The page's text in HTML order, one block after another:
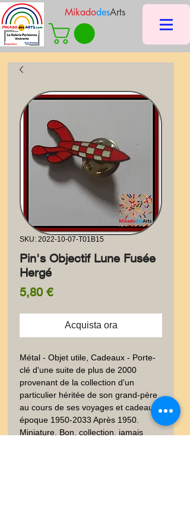
MikadodesArts
SKU: 2022-10-07-T01B15
Pin's Objectif Lune Fusée
Hergé
5,80 €Prezzo
Acquista ora
Métal - Objet utile, Cadeaux - Porte-
clé d'une suite de plus de 2000
provenant de la collection d'un
particulier héritée de son grand-père
au cours de ses voyages et cadeaux
époque 1950-2033 Après 1950.
Miniature. Bon, collection, jamais